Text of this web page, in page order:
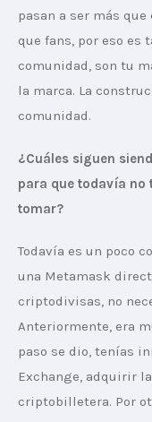
pasan a ser más
que fans, por eso es
comunidad, son tu
la marca. La
comunidad.
¿Cuáles siguen
para que todavía no
tomar?
Todavía es un poco
una Metamask
criptodivisas, no
Anteriormente, era
paso se dio, tenías
Exchange, adquirir
criptobilletera. Por